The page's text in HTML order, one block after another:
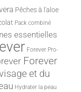
Pêches à l'aloe
Pack combiné
essentielles
Forever Pro-
Forever
et du
Hydrater la peau